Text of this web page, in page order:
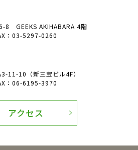
8 GEEKS AKIHABARA 4階
：03-5297-0260
11-10（新三宝ビル4F）
：06-6195-3970
アクセス